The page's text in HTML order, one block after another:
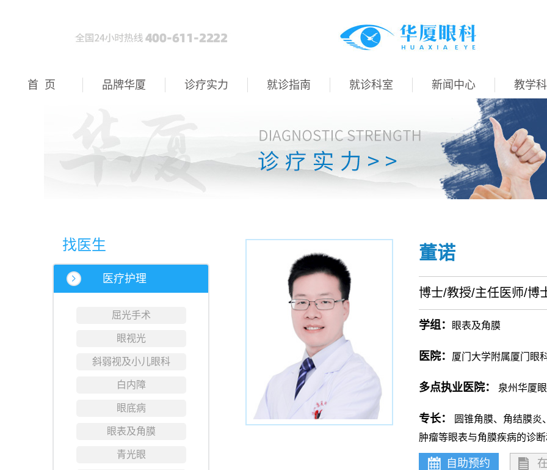
首 页 品牌华厦 诊疗实力 就诊指南 就诊科室 新闻中心 教学
董诺
博士/教授/主任医师/博
学组： 眼表及角膜
医院： 厦门大学附属厦门眼
多点执业医院： 泉州华厦
专长：
圆锥角膜、角结膜
肿瘤等眼表与角膜疾病的诊
自助预约
找医生
医疗护理
屈光手术
眼视光
斜弱视及小儿眼科
白内障
眼底病
眼表及角膜
青光眼